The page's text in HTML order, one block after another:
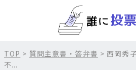
TOP > 質問主意書・答弁書 > 西岡秀
不...